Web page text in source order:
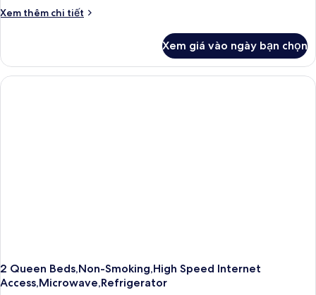
lạnh
sóng
queen,
&
lò
Xem thêm chi tiết
Chi
Phòng
Tiêu
chuẩn,
Xem giá vào ngày bạn chọn
2 Queen Beds,Non-Smoking,High Speed Internet
Access,Microwave,Refrigerator